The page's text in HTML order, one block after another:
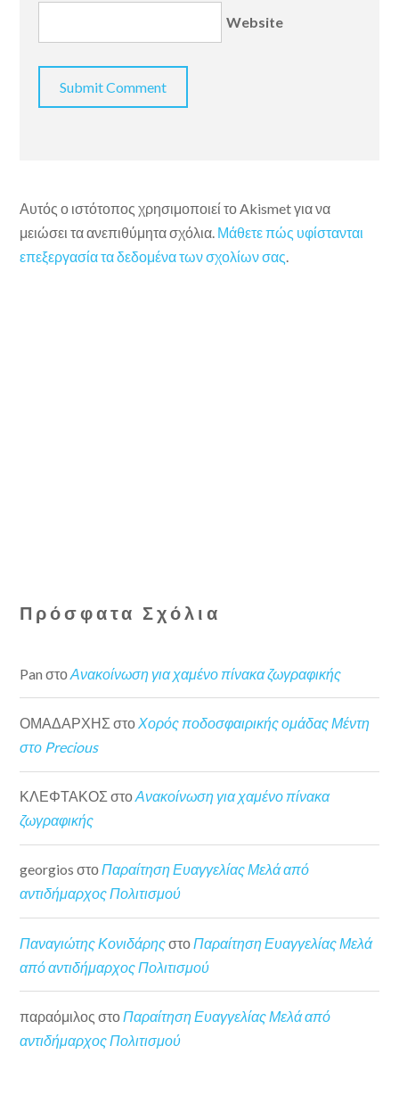
Website
Αυτός ο ιστότοπος χρησιμοποιεί το Akismet για να
μειώσει τα ανεπιθύμητα σχόλια. Μάθετε πώς υφίστανται
επεξεργασία τα δεδομένα των σχολίων σας.
Πρόσφατα Σχόλια
Pan στοΑνακοίνωση για χαμένο πίνακα ζωγραφικής
ΟΜΑΔΑΡΧΗΣ στοΧορός ποδοσφαιρικής ομάδας Μέντη
στο Precious
ΚΛΕΦΤΑΚΟΣ στοΑνακοίνωση για χαμένο πίνακα
ζωγραφικής
georgios στοΠαραίτηση Ευαγγελίας Μελά από
αντιδήμαρχος Πολιτισμού
Παναγιώτης Κονιδάρηςστο Παραίτηση Ευαγγελίας Μελά
από αντιδήμαρχος Πολιτισμού
παραόμιλος στο Παραίτηση Ευαγγελίας Μελά από
αντιδήμαρχος Πολιτισμού